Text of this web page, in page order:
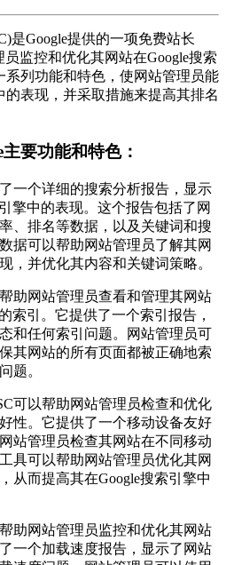
是Google提供的一项免费站长
监控和优化其网站在Google搜索
系列功能和特色，使网站管理员能
表现，并采取措施来提高其排名
要功能和特色：
一个详细的搜索分析报告，显示
擎中的表现。这个报告包括了网
、排名等数据，以及关键词和搜
据可以帮助网站管理员了解其网
，并优化其内容和关键词策略。
帮助网站管理员查看和管理其网站
索引。它提供了一个索引报告，
和任何索引问题。网站管理员可
其网站的所有页面都被正确地索
题。
可以帮助网站管理员检查和优化
性。它提供了一个移动设备友好
站管理员检查其网站在不同移动
具可以帮助网站管理员优化其网
从而提高其在Google搜索引擎中
帮助网站管理员监控和优化其网站
一个加载速度报告，显示了网站